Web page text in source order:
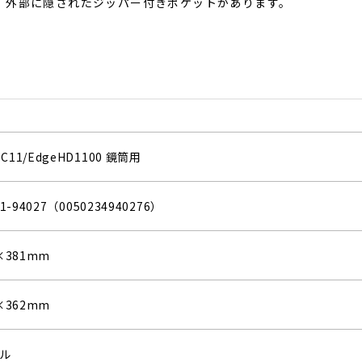
EdgeHD1100 鏡筒用
94027（0050234940276）